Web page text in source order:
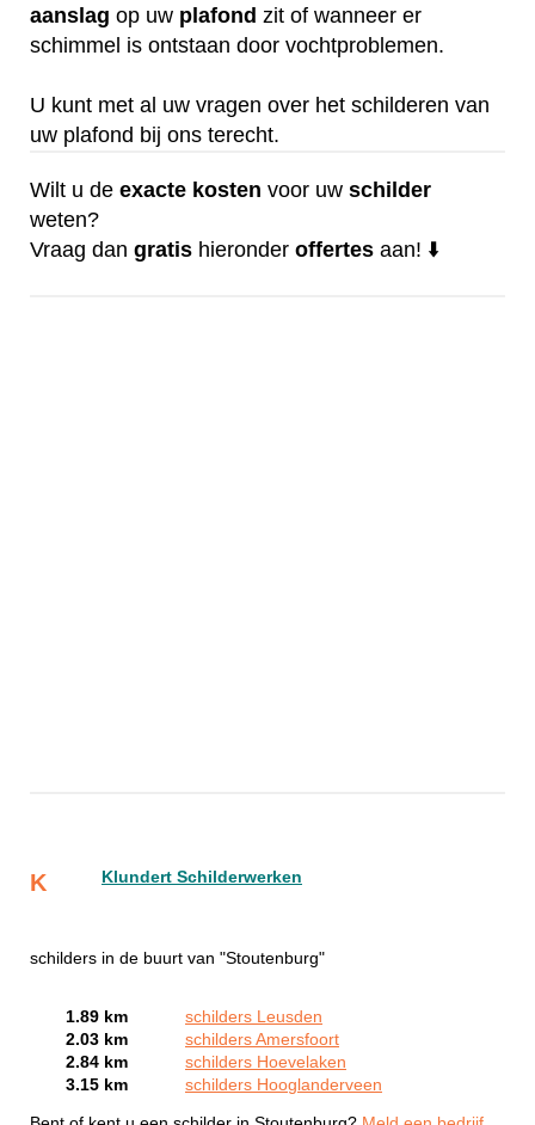
aanslag op uw plafond zit of wanneer er
schimmel is ontstaan door vochtproblemen.
U kunt met al uw vragen over het schilderen van
uw plafond bij ons terecht.
Wilt u de exacte kosten voor uw schilder
weten?
Vraag dan gratis hieronder offertes aan! ⬇️
K Klundert Schilderwerken
schilders in de buurt van "Stoutenburg"
1.89 km
schilders Leusden
2.03 km
schilders Amersfoort
2.84 km
schilders Hoevelaken
3.15 km
schilders Hooglanderveen